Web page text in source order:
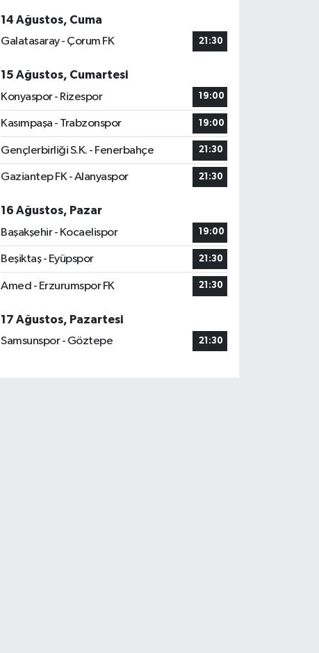
14 Ağustos, Cuma
Galatasaray - Çorum FK
21:30
15 Ağustos, Cumartesi
Konyaspor - Rizespor
19:00
Kasımpaşa - Trabzonspor 19:00
Gençlerbirliği S.K. - Fenerbahçe 21:30
Gaziantep FK - Alanyaspor 21:30
16 Ağustos, Pazar
Başakşehir - Kocaelispor
19:00
Beşiktaş - Eyüpspor 21:30
Amed - Erzurumspor FK 21:30
17 Ağustos, Pazartesi
Samsunspor - Göztepe
21:30